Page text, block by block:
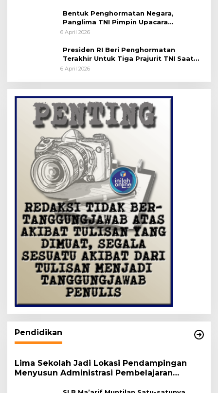
Bentuk Penghormatan Negara,
Panglima TNI Pimpin Upacara
Pemakaman Militer
6 April 2026
Presiden RI Beri Penghormatan
Terakhir Untuk Tiga Prajurit TNI Saat
Persemayaman di Bandara Soekarno-
6 April 2026
Pendidikan
Lima Sekolah Jadi Lokasi Pendampingan
Menyusun Administrasi Pembelajaran